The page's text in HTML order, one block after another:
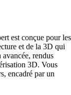
est conçue pour les
et de la 3D qui
rendus
3D. Vous
encadré par un